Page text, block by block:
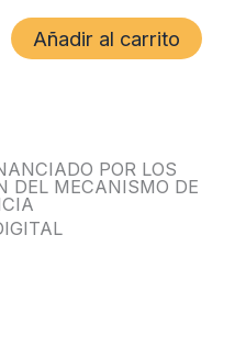
Añadir al carrito
POR LOS
DEL MECANISMO DE